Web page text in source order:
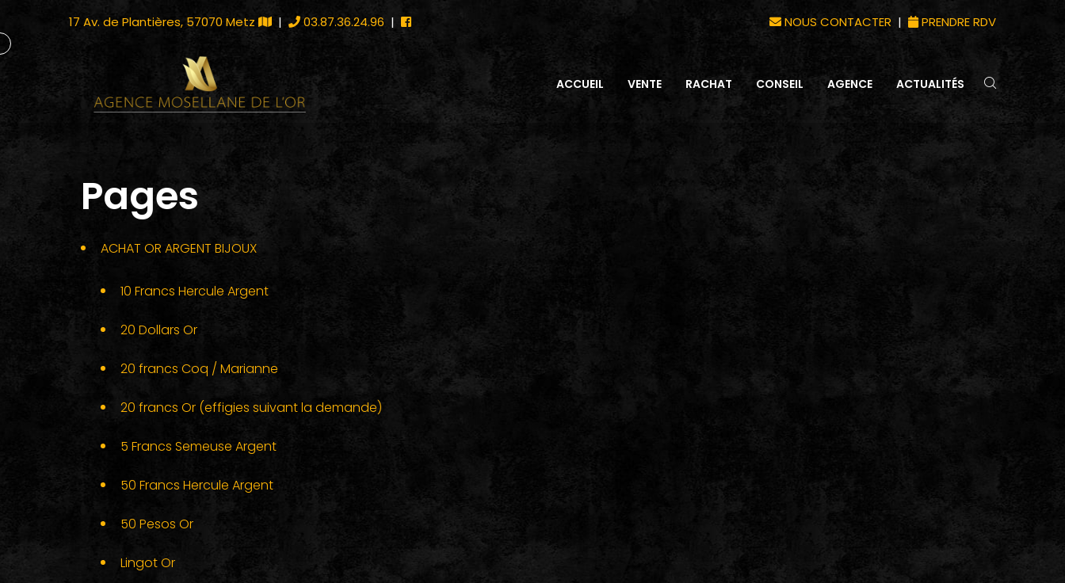
17 Av. de Plantières, 57070 Metz | 03.87.36.24.96 | NOUS CONTACTER | PRENDRE RDV
ACCUEIL VENTE RACHAT CONSEIL AGENCE ACTUALITÉS
Pages
ACHAT OR ARGENT BIJOUX
10 Francs Hercule Argent
20 Dollars Or
20 francs Coq / Marianne
20 francs Or (effigies suivant la demande)
5 Francs Semeuse Argent
50 Francs Hercule Argent
50 Pesos Or
Lingot Or